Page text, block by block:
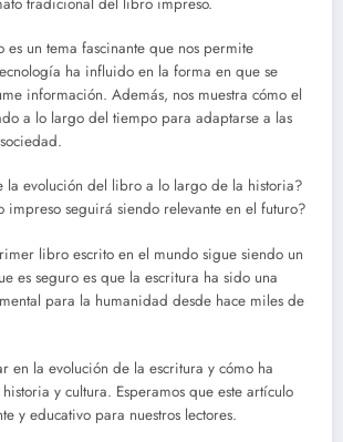
un tema fascinante que nos permite
ha influido en la forma en que se
información. Además, nos muestra cómo el
a lo largo del tiempo para adaptarse a las
la evolución del libro a lo largo de la historia?
impreso seguirá siendo relevante en el futuro?
libro escrito en el mundo sigue siendo un
es seguro es que la escritura ha sido una
para la humanidad desde hace miles de
en la evolución de la escritura y cómo ha
y cultura. Esperamos que este artículo
y educativo para nuestros lectores.